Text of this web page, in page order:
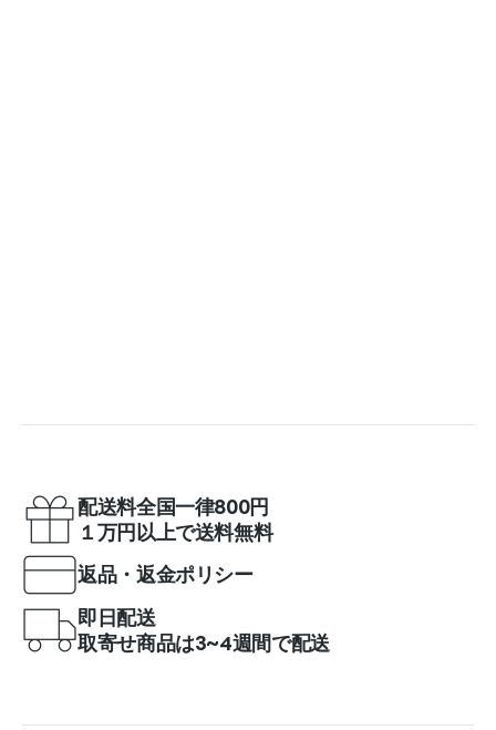
配送料全国一律800円
１万円以上で送料無料
返品・返金ポリシー
即日配送
取寄せ商品は3~4週間で配送